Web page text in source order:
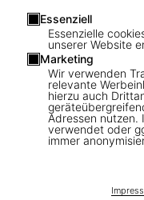
Essenziell
Essenzielle
unserer Website
Marketing
Wir verwenden
relevante
hierzu auch
Adressen nutzen.
verwendet oder
immer
Lynn
The E Street
‘Bruce,
Diese Ausgabe ist